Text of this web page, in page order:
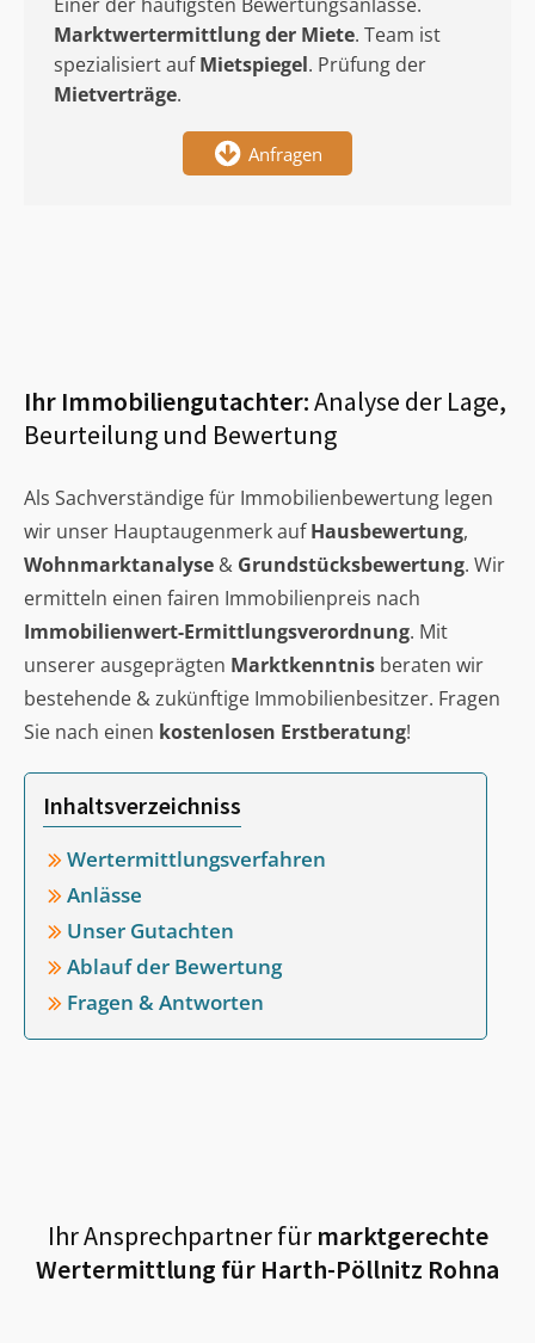
Marktwertermittlungder Miete. Team ist
spezialisiert aufMietspiegel. Prüfung der
Mietverträge.
Anfragen
Ihr Immobiliengutachter:Analyse der Lage,
Beurteilung und Bewertung
Als Sachverständige für Immobilienbewertung legen
wir unser Hauptaugenmerk aufHausbewertung,
Wohnmarktanalyse & Grundstücksbewertung. Wir
ermitteln einen fairen Immobilienpreis nach
Immobilienwert-Ermittlungsverordnung. Mit
unserer ausgeprägten Marktkenntnis beraten wir
bestehende & zukünftige Immobilienbesitzer. Fragen
Sie nach einen kostenlosen Erstberatung!
Inhaltsverzeichniss
Wertermittlungsverfahren
Anlässe
Unser Gutachten
Ablauf der Bewertung
Fragen & Antworten
Ihr Ansprechpartner fürmarktgerechte
Wertermittlung für Harth-Pöllnitz Rohna